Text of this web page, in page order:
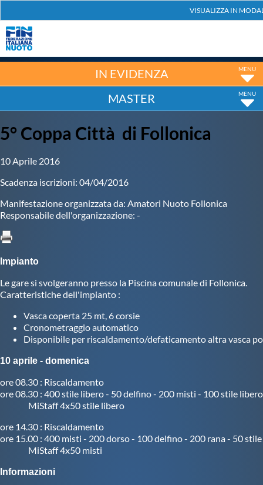
Nuoto
Tuffi
Fondo
Master
Formazione
GUG
Scuole Nuoto
Propaganda
Centri Federali
IN EVIDENZA
MASTER
5° Coppa Città di Follonica
10 Aprile 2016
Scadenza iscrizioni: 04/04/2016
Manifestazione organizzata da: Amatori Nuoto Follonica
Responsabile dell'organizzazione: -
Impianto
Le gare si svolgeranno presso la Piscina comunale di Follonica.
Caratteristiche dell'impianto :
Vasca coperta 25 mt, 6 corsie
Cronometraggio automatico
Disponibile per riscaldamento/defaticamento altra vasca
10 aprile - domenica
ore 08.30 : Riscaldamento
ore 08.30 : 400 stile libero - 50 delfino - 200 misti - 100 stile
MiStaff 4x50 stile libero
ore 14.30 : Riscaldamento
ore 15.00 : 400 misti - 200 dorso - 100 delfino - 200 rana - 50
MiStaff 4x50 misti
Informazioni